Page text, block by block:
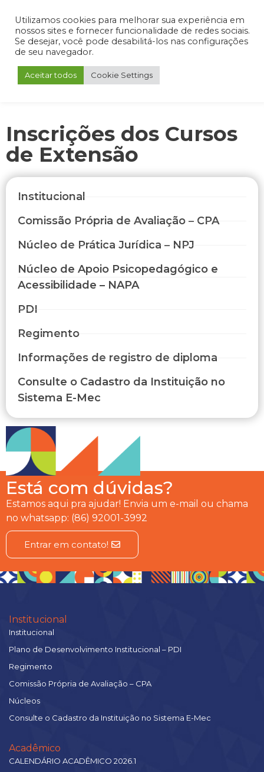
Admin Portal do Aluno Portal do Professor Portal do Coordenador
Inscrições dos Cursos
de Extensão
Institucional
Comissão Própria de Avaliação – CPA
Núcleo de Prática Jurídica – NPJ
Núcleo de Apoio Psicopedagógico e
Acessibilidade – NAPA
PDI
Regimento
Informações de registro de diploma
Consulte o Cadastro da Instituição no
Sistema E-Mec
Está com dúvidas?
Estamos aqui pra ajudar! Envia um e-mail ou chama
no whatsapp: (86) 92001-3992
Entrar em contato!
Institucional
Institucional
Plano de Desenvolvimento Institucional – PDI
Regimento
Comissão Própria de Avaliação – CPA
Núcleos
Consulte o Cadastro da Instituição no Sistema E-Mec
Acadêmico
CALENDÁRIO ACADÊMICO 2026.1
Utilizamos cookies para melhorar sua experiência em
nossos sites e fornecer funcionalidade de redes sociais.
Se desejar, você pode desabilitá-los nas configurações
de seu navegador.
Aceitar todos Cookie Settings